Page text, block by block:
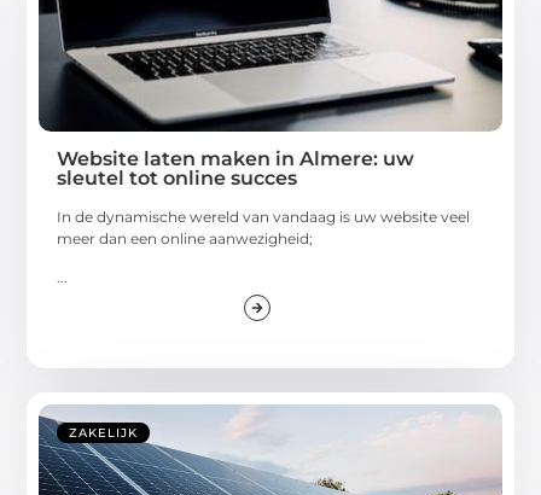
Website laten maken in Almere: uw
sleutel tot online succes
In de dynamische wereld van vandaag is uw website veel
meer dan een online aanwezigheid;
...
ZAKELIJK